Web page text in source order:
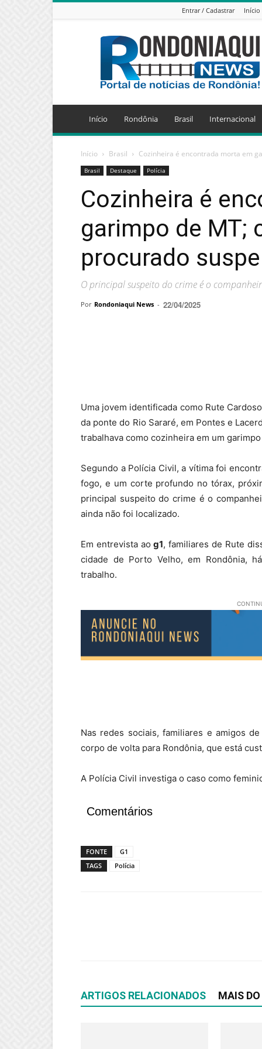
Entrar / Cadastrar Início
Jornal
Eletrônico
Rondoniaqui
News
Início Rondônia Brasil Internacional
Início Brasil Cozinheira é encontrada morta em
Brasil Destaque Polícia
Cozinheira é
garimpo de MT;
procurado
O principal suspeito do crime é o
Por Rondoniaqui News - 22/04/2025
Uma jovem identificada como Rute
da ponte do Rio Sararé, em Pontes e
trabalhava como cozinheira em um
Segundo a Polícia Civil, a vítima foi
fogo, e um corte profundo no tórax,
principal suspeito do crime é o
ainda não foi localizado.
Em entrevista aog1, familiares de Rute
cidade de Porto Velho, em Rondônia,
trabalho.
Nas redes sociais, familiares e amigos
corpo de volta para Rondônia, que está
A Polícia Civil investiga o caso como
Comentários
FONTE
G1
TAGS
Polícia
ARTIGOS RELACIONADOS MAIS